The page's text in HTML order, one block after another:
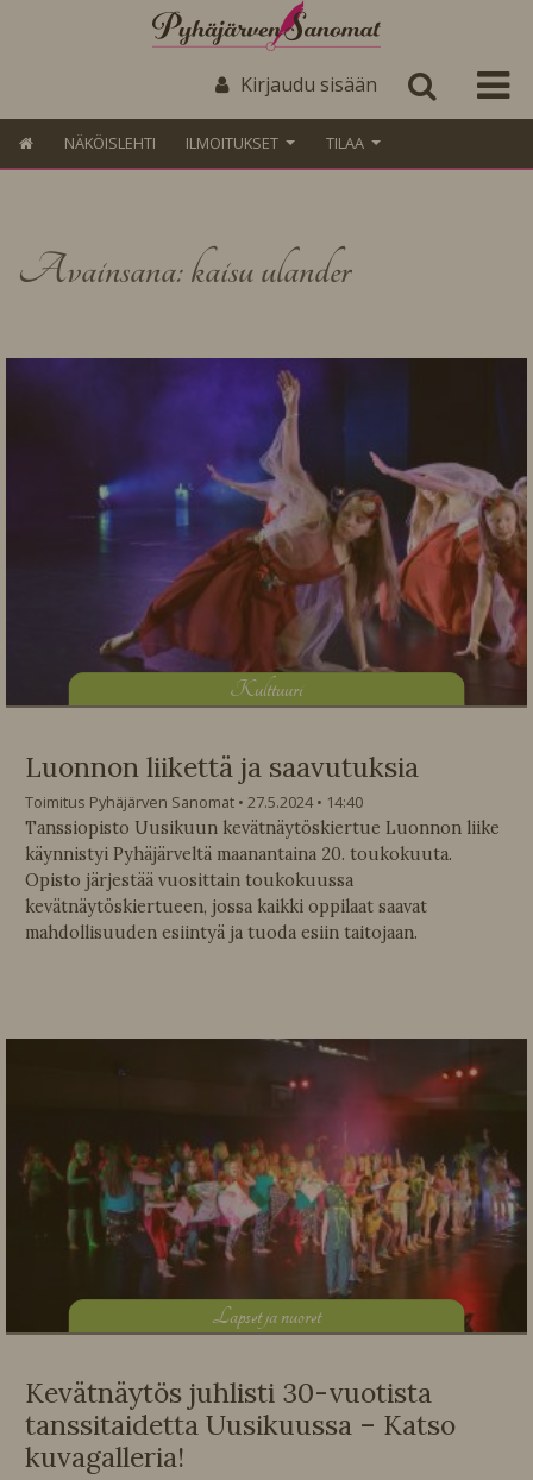
Kirjaudu sisään
NÄKÖISLEHTI ILMOITUKSET TILAA
Avainsana: kaisu ulander
Kulttuuri
Luonnon liikettä ja saavutuksia
Toimitus Pyhäjärven Sanomat 27.5.2024
14:40
Tanssiopisto Uusikuun kevätnäytöskiertue Luonnon liike
käynnistyi Pyhäjärveltä maanantaina 20. toukokuuta.
Opisto järjestää vuosittain toukokuussa
kevätnäytöskiertueen, jossa kaikki oppilaat saavat
mahdollisuuden esiintyä ja tuoda esiin taitojaan.
Lapset ja nuoret
Kevätnäytös juhlisti 30-vuotista
tanssitaidetta Uusikuussa – Katso
kuvagalleria!